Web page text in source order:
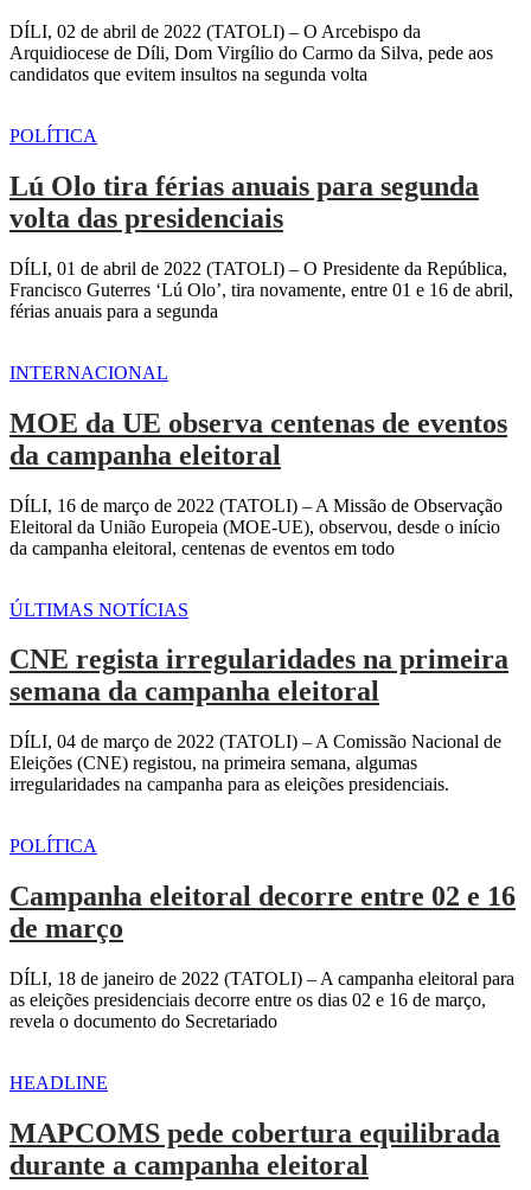
DÍLI, 02 de abril de 2022 (TATOLI) – O Arcebispo da
Arquidiocese de Díli, Dom Virgílio do Carmo da Silva, pede aos
candidatos que evitem insultos na segunda volta
POLÍTICA
Lú Olo tira férias anuais para segunda
volta das presidenciais
DÍLI, 01 de abril de 2022 (TATOLI) – O Presidente da República,
Francisco Guterres ‘Lú Olo’, tira novamente, entre 01 e 16 de abril,
férias anuais para a segunda
INTERNACIONAL
MOE da UE observa centenas de eventos
da campanha eleitoral
DÍLI, 16 de março de 2022 (TATOLI) – A Missão de Observação
Eleitoral da União Europeia (MOE-UE), observou, desde o início
da campanha eleitoral, centenas de eventos em todo
ÚLTIMAS NOTÍCIAS
CNE regista irregularidades na primeira
semana da campanha eleitoral
DÍLI, 04 de março de 2022 (TATOLI) – A Comissão Nacional de
Eleições (CNE) registou, na primeira semana, algumas
irregularidades na campanha para as eleições presidenciais.
POLÍTICA
Campanha eleitoral decorre entre 02 e 16
de março
DÍLI, 18 de janeiro de 2022 (TATOLI) – A campanha eleitoral para
as eleições presidenciais decorre entre os dias 02 e 16 de março,
revela o documento do Secretariado
HEADLINE
MAPCOMS pede cobertura equilibrada
durante a campanha eleitoral